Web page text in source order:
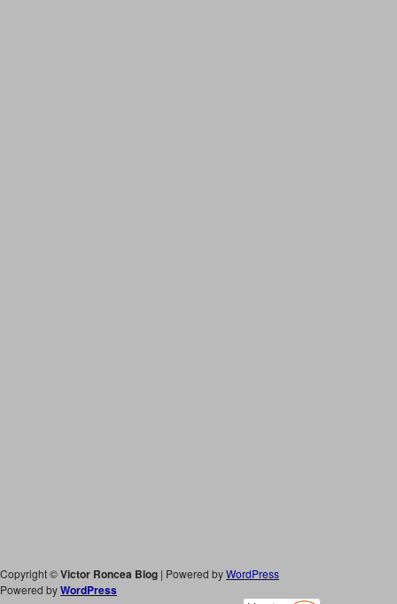
Copyright ©Victor Roncea Blog | Powered byWordPress
Powered byWordPress